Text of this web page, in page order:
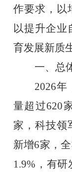
作要求，以
以提升企业
育发展新质
一、总
2026年
量超过620
家，科技领
新增6家，
1.9%，有